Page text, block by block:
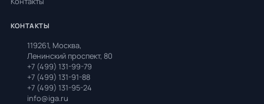
КОНТАКТЫ
119261, Москва,
Ленинский проспект, 80
+7 (499) 131-99-79
+7 (499) 131-91-88
+7 (499) 131-95-24
info@iga.ru